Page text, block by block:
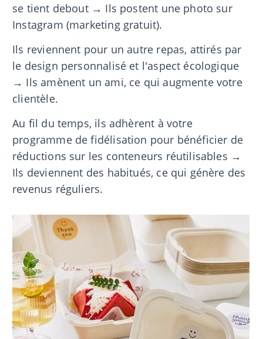
se tient debout → Ils postent une photo sur
Instagram (marketing gratuit).
Ils reviennent pour un autre repas, attirés par
le design personnalisé et l'aspect écologique
→ Ils amènent un ami, ce qui augmente votre
clientèle.
Au fil du temps, ils adhèrent à votre
programme de fidélisation pour bénéficier de
réductions sur les conteneurs réutilisables →
Ils deviennent des habitués, ce qui génère des
revenus réguliers.